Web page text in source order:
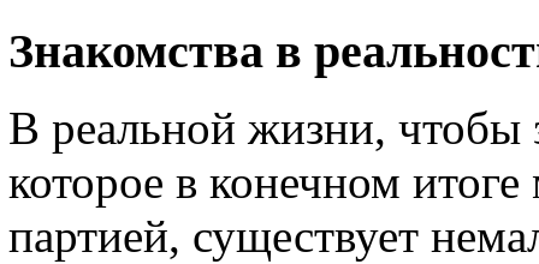
Знакомства в
В реальной жизни, чтобы
которое в конечном
партией, существует